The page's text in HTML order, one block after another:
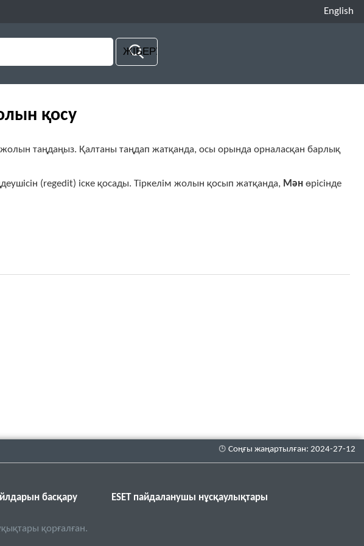
English
қосу
таңдаңыз. Қалтаны таңдап жатқанда, осы орында орналасқан барлық
(regedit) іске қосады. Тіркелім жолын қосып жатқанда, Мән өрісінде
басқару ESET пайдаланушы нұсқаулықтары
қорғалған.